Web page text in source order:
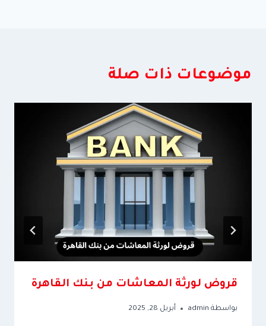
موضوعات ذات صلة
قروض لورثة المعاشات من بنك القاهرة
بواسطة admin أبريل 28, 2025